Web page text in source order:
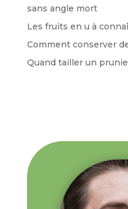
sans angle mort
Les fruits en u à
Comment conserver
Quand tailler un